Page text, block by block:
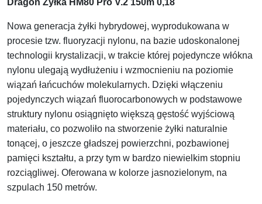
Dragon Żyłka HM80 Pro V.2 150m 0,18
Nowa generacja żyłki hybrydowej, wyprodukowana w
procesie tzw. fluoryzacji nylonu, na bazie udoskonalonej
technologii krystalizacji, w trakcie której pojedyncze włókna
nylonu ulegają wydłużeniu i wzmocnieniu na poziomie
wiązań łańcuchów molekularnych. Dzięki włączeniu
pojedynczych wiązań fluorocarbonowych w podstawowe
struktury nylonu osiągnięto większą gęstość wyjściową
materiału, co pozwoliło na stworzenie żyłki naturalnie
tonącej, o jeszcze gładszej powierzchni, pozbawionej
pamięci kształtu, a przy tym w bardzo niewielkim stopniu
rozciągliwej. Oferowana w kolorze jasnozielonym, na
szpulach 150 metrów.